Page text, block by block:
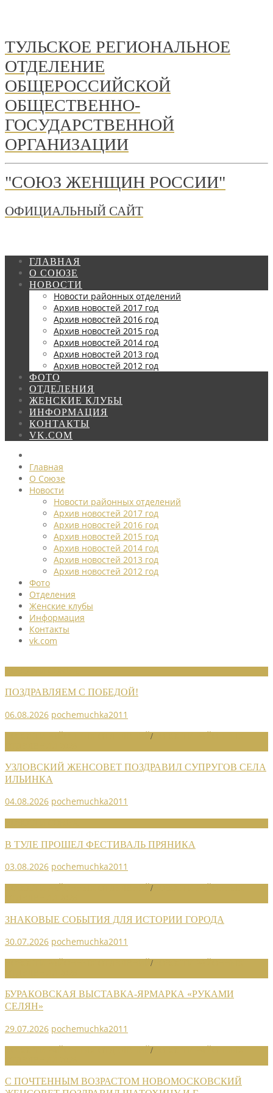
ТУЛЬСКОЕ РЕГИОНАЛЬНОЕ
ОТДЕЛЕНИЕ
ОБЩЕРОССИЙСКОЙ
ОБЩЕСТВЕННО-
ГОСУДАРСТВЕННОЙ
ОРГАНИЗАЦИИ
"СОЮЗ ЖЕНЩИН РОССИИ"
ОФИЦИАЛЬНЫЙ САЙТ
ГЛАВНАЯ
О СОЮЗЕ
НОВОСТИ
Новости районных отделений
Архив новостей 2017 год
Архив новостей 2016 год
Архив новостей 2015 год
Архив новостей 2014 год
Архив новостей 2013 год
Архив новостей 2012 год
ФОТО
ОТДЕЛЕНИЯ
ЖЕНСКИЕ КЛУБЫ
ИНФОРМАЦИЯ
КОНТАКТЫ
VK.COM
Главная
О Союзе
Новости
Новости районных отделений
Архив новостей 2017 год
Архив новостей 2016 год
Архив новостей 2015 год
Архив новостей 2014 год
Архив новостей 2013 год
Архив новостей 2012 год
Фото
Отделения
Женские клубы
Информация
Контакты
vk.com
ПОЗДРАВЛЯЕМ С ПОБЕДОЙ!
06.08.2026 pochemuchka2011
/
УЗЛОВСКИЙ ЖЕНСОВЕТ ПОЗДРАВИЛ СУПРУГОВ СЕЛА
ИЛЬИНКА
04.08.2026 pochemuchka2011
В ТУЛЕ ПРОШЕЛ ФЕСТИВАЛЬ ПРЯНИКА
03.08.2026 pochemuchka2011
/
ЗНАКОВЫЕ СОБЫТИЯ ДЛЯ ИСТОРИИ ГОРОДА
30.07.2026 pochemuchka2011
/
БУРАКОВСКАЯ ВЫСТАВКА-ЯРМАРКА «РУКАМИ
СЕЛЯН»
29.07.2026 pochemuchka2011
/
С ПОЧТЕННЫМ ВОЗРАСТОМ НОВОМОСКОВСКИЙ